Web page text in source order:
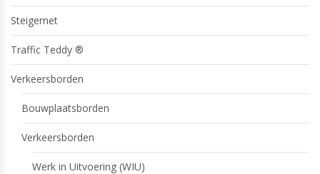
Steigernet
Traffic Teddy ®
Verkeersborden
Bouwplaatsborden
Verkeersborden
Werk in Uitvoering (WIU)